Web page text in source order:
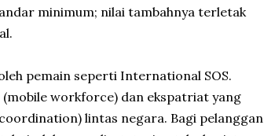
minimum; nilai tambahnya terletak
pemain seperti International SOS.
workforce) dan ekspatriat yang
lintas negara. Bagi pelanggan